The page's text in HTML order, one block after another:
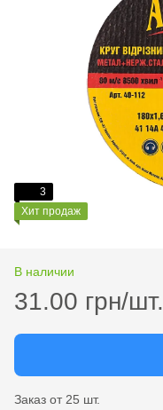
3
Хит продаж
В наличии
31.00 грн/шт.
Заказ от 25 шт.